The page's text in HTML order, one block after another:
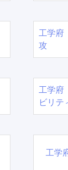
工学府
攻
工学府
ビリテ
工学